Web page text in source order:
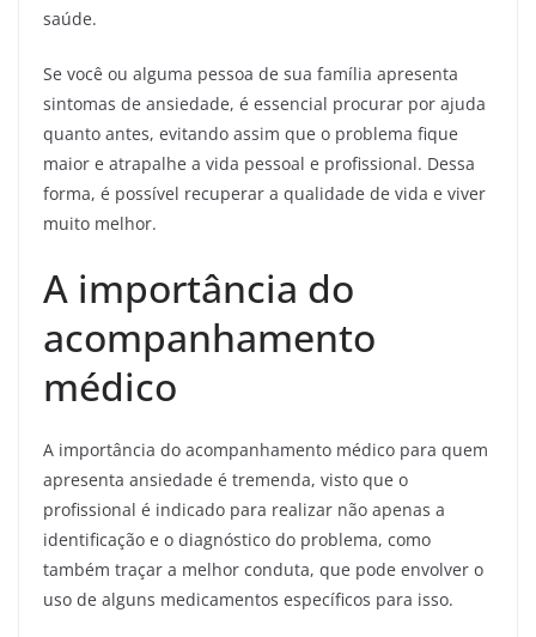
saúde.
Se você ou alguma pessoa de sua família apresenta
sintomas de ansiedade, é essencial procurar por ajuda
quanto antes, evitando assim que o problema fique
maior e atrapalhe a vida pessoal e profissional. Dessa
forma, é possível recuperar a qualidade de vida e viver
muito melhor.
A importância do
acompanhamento
médico
A importância do acompanhamento médico para quem
apresenta ansiedade é tremenda, visto que o
profissional é indicado para realizar não apenas a
identificação e o diagnóstico do problema, como
também traçar a melhor conduta, que pode envolver o
uso de alguns medicamentos específicos para isso.